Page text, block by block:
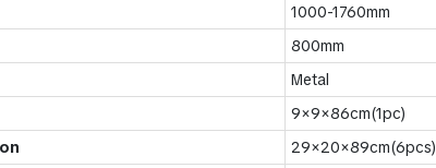
1000-1760mm
800mm
Metal
9×9×86cm(1pc)
29×20×89cm(6pcs)